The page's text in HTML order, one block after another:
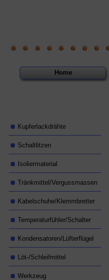
Home
Kupferlackdrähte
Schaltlitzen
Isoliermaterial
Tränkmittel/Vergussmassen
Kabelschuhe/Klemmbretter
Temperaturfühler/Schalter
Kondensatoren/Lüfterflügel
Löt-/Schleifmittel
Werkzeug